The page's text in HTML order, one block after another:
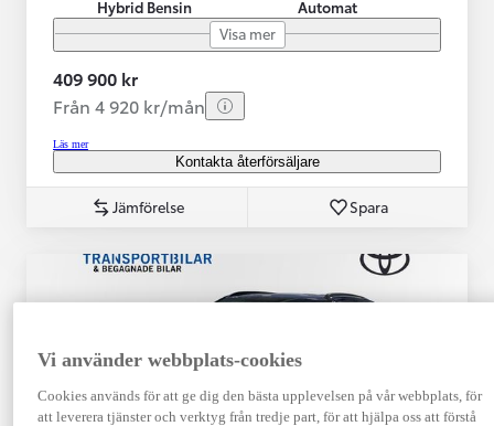
Hybrid Bensin
Automat
Visa mer
409 900 kr
Från 4 920 kr/mån
Läs mer
Kontakta återförsäljare
Jämförelse Spara
Vi använder webbplats-cookies
Cookies används för att ge dig den bästa upplevelsen på vår webbplats, för
att leverera tjänster och verktyg från tredje part, för att hjälpa oss att förstå